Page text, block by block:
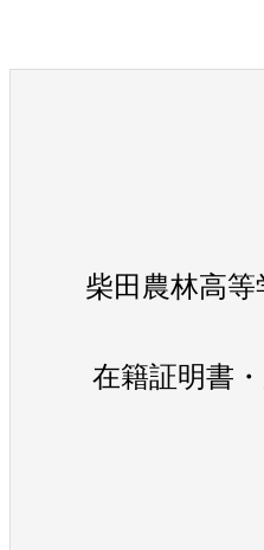
柴田農林高
在籍証明書